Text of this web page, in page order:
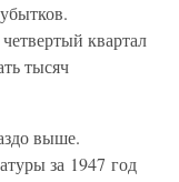
квартал
тысяч
выше.
за 1947 год